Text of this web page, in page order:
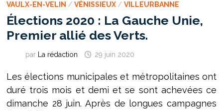
VAULX-EN-VELIN / VÉNISSIEUX/ VILLEURBANNE
Élections 2020 : La Gauche Unie,
Premier allié des Verts.
par La rédaction 29 juin 2020
Les élections municipales et métropolitaines ont
duré trois mois et demi et se sont achevées ce
dimanche 28 juin. Après de longues campagnes